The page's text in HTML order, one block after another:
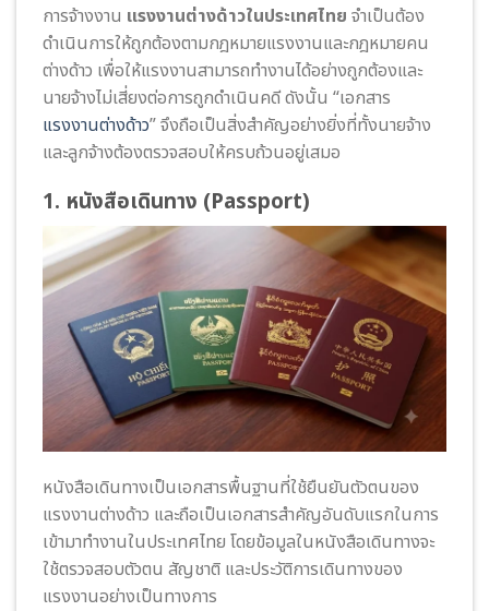
การจ้างงาน แรงงานต่างด้าวในประเทศไทย จำเป็นต้อง
ดำเนินการให้ถูกต้องตามกฎหมายแรงงานและกฎหมายคน
ต่างด้าว เพื่อให้แรงงานสามารถทำงานได้อย่างถูกต้องและ
นายจ้างไม่เสี่ยงต่อการถูกดำเนินคดี ดังนั้น “เอกสาร
แรงงานต่างด้าว” จึงถือเป็นสิ่งสำคัญอย่างยิ่งที่ทั้งนายจ้าง
และลูกจ้างต้องตรวจสอบให้ครบถ้วนอยู่เสมอ
1. หนังสือเดินทาง (Passport)
หนังสือเดินทางเป็นเอกสารพื้นฐานที่ใช้ยืนยันตัวตนของ
แรงงานต่างด้าว และถือเป็นเอกสารสำคัญอันดับแรกในการ
เข้ามาทำงานในประเทศไทย โดยข้อมูลในหนังสือเดินทางจะ
ใช้ตรวจสอบตัวตน สัญชาติ และประวัติการเดินทางของ
แรงงานอย่างเป็นทางการ